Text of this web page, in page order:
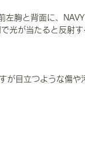
左胸と背面に、
光が当たると反射
目立つような傷や